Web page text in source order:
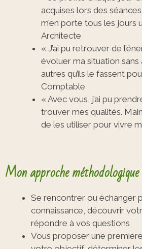
acquises lors des
m’en porte tous les jours
Architecte
« J’ai pu retrouver de
évoluer ma situation
autres qu’ils le fassent
Comptable
« Avec vous, j’ai pu
trouver mes qualités.
de les utiliser pour vivre
Mon approche méthodologique
Se rencontrer ou échanger
connaissance, découvrir
répondre à vos questions
Vous proposer une